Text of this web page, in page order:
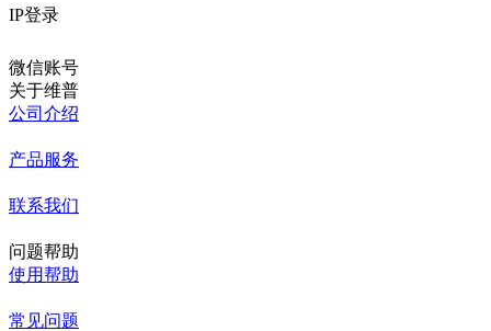
IP登录
微信账号
关于维普
公司介绍
产品服务
联系我们
问题帮助
使用帮助
常见问题